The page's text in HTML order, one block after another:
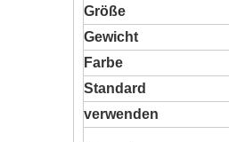
Größe
Gewicht
Farbe
Standard
verwenden